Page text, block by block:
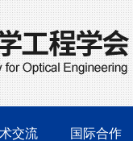
交流 国际合作